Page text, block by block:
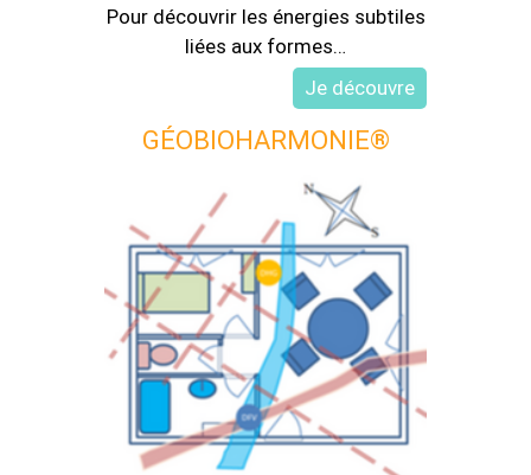
Pour découvrir les énergies subtiles
liées aux formes…
GÉOBIOHARMONIE®